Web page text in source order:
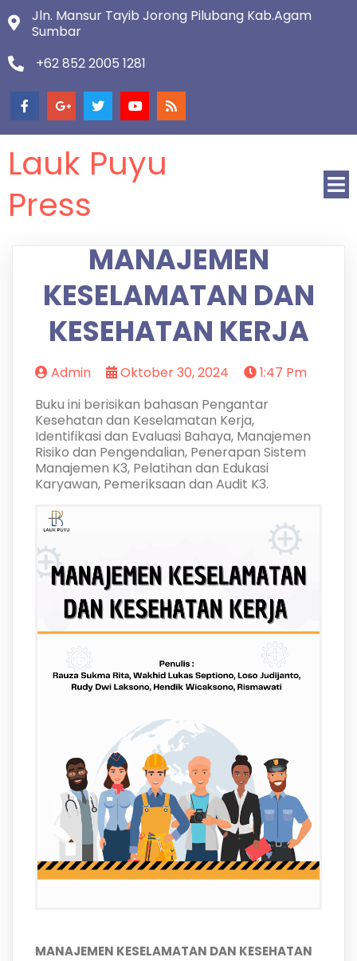
Jln. Mansur Tayib Jorong Pilubang Kab.Agam
Sumbar
+62 852 2005 1281
Lauk Puyu
Press
MANAJEMEN
KESELAMATAN DAN
KESEHATAN KERJA
Admin Oktober 30, 2024
1:47 Pm
Buku ini berisikan bahasan Pengantar
Kesehatan dan Keselamatan Kerja,
Identifikasi dan Evaluasi Bahaya, Manajemen
Risiko dan Pengendalian, Penerapan Sistem
Manajemen K3, Pelatihan dan Edukasi
Karyawan, Pemeriksaan dan Audit K3.
MANAJEMEN KESELAMATAN DAN KESEHATAN